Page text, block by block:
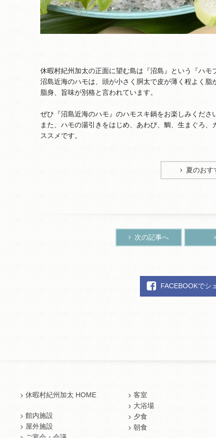
休暇村紀州加太の正面に望む島は『沼島』という『ハモ
沼島近海のハモは、頭が小さく胴太で皮が薄く程よく脂
脂身、旨味が別格と言われています。
ぜひ『沼島近海のハモ』のハモスキ鍋をお楽しみくださ
また、ハモの湯引きをはじめ、あわび、鯛、生まぐろ
ススメです。
夏のおす
次の記事へ
FACEBOOKでシ
休暇村紀州加太 HOME
館内施設
屋外施設
客室
大浴場
夕食
朝食